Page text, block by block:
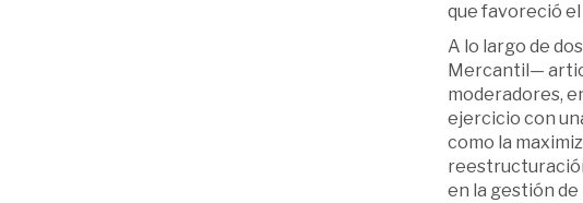
que favoreció
A lo largo de
Mercantil—
moderadores,
ejercicio con
como la
en la gestión